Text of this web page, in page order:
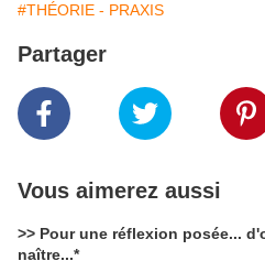
#THÉORIE - PRAXIS
Partager
Vous aimerez aussi
>> Pour une réflexion posée...
naître...*